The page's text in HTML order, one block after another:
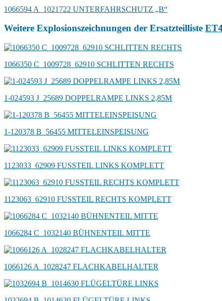
1066594 A_1021722 UNTERFAHRSCHUTZ „B“
Weitere Explosionszeichnungen der Ersatzteilliste
1066350 C_1009728_62910 SCHLITTEN RECHTS
1-024593 J_25689 DOPPELRAMPE LINKS 2,85M
1-120378 B_56455 MITTELEINSPEISUNG
1123033_62909 FUSSTEIL LINKS KOMPLETT
1123063_62910 FUSSTEIL RECHTS KOMPLETT
1066284 C_1032140 BÜHNENTEIL MITTE
1066126 A_1028247 FLACHKABELHALTER